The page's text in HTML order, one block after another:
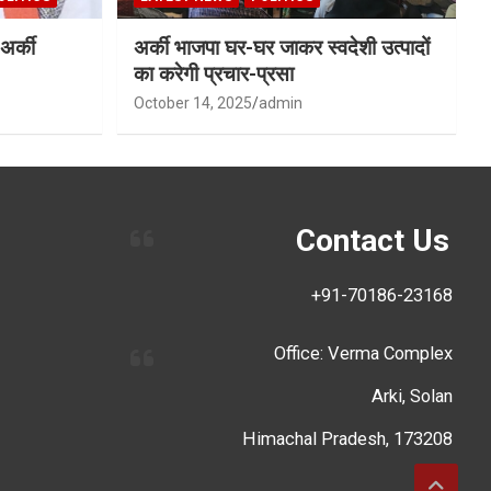
अर्की भाजपा घर-घर जाकर स्वदेशी उत्पादों
का करेगी प्रचार-प्रसा
October 14, 2025 admin
Contact Us
+91-70186-23168
Office: Verma Complex
Arki, Solan
Himachal Pradesh, 173208